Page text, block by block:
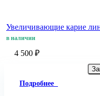
Увеличивающие карие
в наличии
4 500 ₽
Подробнее